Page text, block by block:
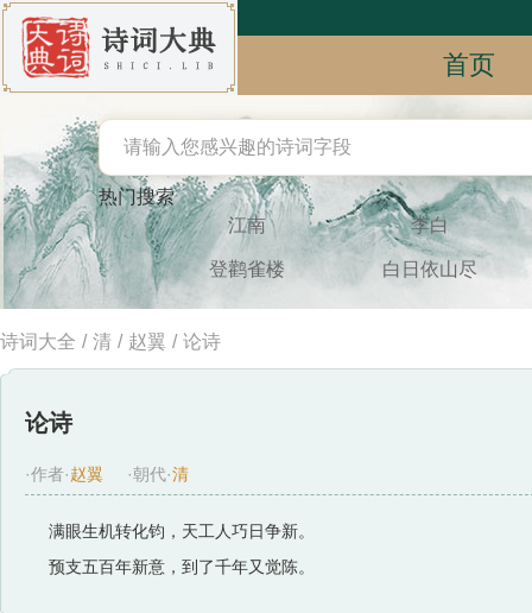
首页
热门搜索
江南
李白
登鹳雀楼 白日依山尽
诗词大全 / 清 / 赵翼 / 论诗
论诗
·作者·赵翼 ·朝代·清
满眼生机转化钧，天工人巧日争新。
预支五百年新意，到了千年又觉陈。